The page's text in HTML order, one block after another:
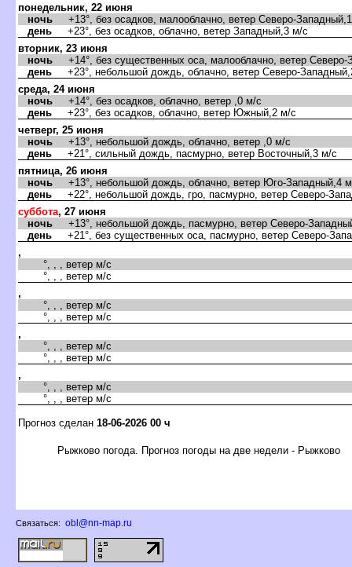
понедельник, 22 июня
ночь +13°, без осадков, малооблачно, ветер Северо-
день +23°, без осадков, облачно, ветер Западный,3 м/с
торник, 23 июня
ночь +14°, без существенных оса, малооблачно, ветер Северо-
день +23°, небольшой дождь, облачно, ветер Северо-
среда, 24 июня
ночь +14°, без осадков, облачно, ветер ,0 м/с
день +23°, без осадков, облачно, ветер Южный,2 м/с
четверг, 25 июня
ночь +13°, небольшой дождь, облачно, ветер ,0 м/с
день +21°, сильный дождь, пасмурно, ветер Восточный,3 м/с
пятница, 26 июня
ночь +13°, небольшой дождь, облачно, ветер Юго-Западный,4
день +22°, небольшой дождь, гро, пасмурно, ветер Северо-
суббота, 27 июня
ночь +13°, небольшой дождь, пасмурно, ветер Северо-
день +21°, без существенных оса, пасмурно, ветер Северо-
,
°, , , ветер м/с
°, , , ветер м/с
,
°, , , ветер м/с
°, , , ветер м/с
,
°, , , ветер м/с
°, , , ветер м/с
,
°, , , ветер м/с
°, , , ветер м/с
Прогноз сделан 18-06-2026 00 ч
Рыжково погода. Прогноз погоды на две недели - Рыжково
Связаться: obl@nn-map.ru